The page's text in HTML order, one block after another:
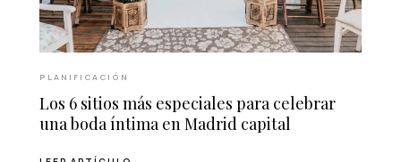
PLANIFICACIÓN
Los 6 sitios más especiales para celebrar
una boda íntima en Madrid capital